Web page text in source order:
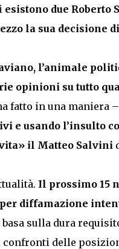
esistono due Roberto
la sua decisione
l’animale
opinioni su tutto
fatto in una maniera
e usando l’insulto
il Matteo Salvini
Il prossimo 15
diffamazione
basa sulla dura
confronti delle